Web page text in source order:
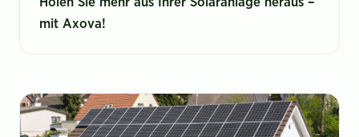
mit Axova!